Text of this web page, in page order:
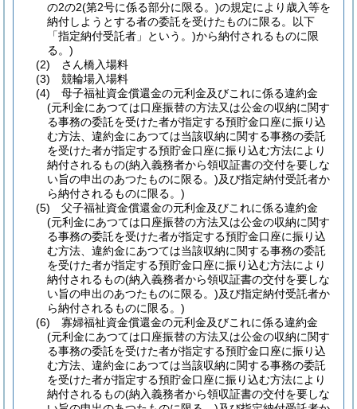
の2の2(第2号に係る部分に限る。)の規定により歳入等を
納付しようとする者の委託を受けたものに限る。以下
「指定納付受託者」という。)から納付されるものに限
る。)
(2)
さん橋入場料
(3)
競輪場入場料
(4)
母子福祉資金償還金の元利金及びこれに係る違約金
(元利金にあつては口座振替の方法又は公金の収納に関す
る事務の委託を受けた者が指定する預貯金口座に振り込
む方法、違約金にあつては当該収納に関する事務の委託
を受けた者が指定する預貯金口座に振り込む方法により
納付されるもの(納入義務者から領収証書の交付を要しな
い旨の申出のあつたものに限る。)及び指定納付受託者か
ら納付されるものに限る。)
(5)
父子福祉資金償還金の元利金及びこれに係る違約金
(元利金にあつては口座振替の方法又は公金の収納に関す
る事務の委託を受けた者が指定する預貯金口座に振り込
む方法、違約金にあつては当該収納に関する事務の委託
を受けた者が指定する預貯金口座に振り込む方法により
納付されるもの(納入義務者から領収証書の交付を要しな
い旨の申出のあつたものに限る。)及び指定納付受託者か
ら納付されるものに限る。)
(6)
寡婦福祉資金償還金の元利金及びこれに係る違約金
(元利金にあつては口座振替の方法又は公金の収納に関す
る事務の委託を受けた者が指定する預貯金口座に振り込
む方法、違約金にあつては当該収納に関する事務の委託
を受けた者が指定する預貯金口座に振り込む方法により
納付されるもの(納入義務者から領収証書の交付を要しな